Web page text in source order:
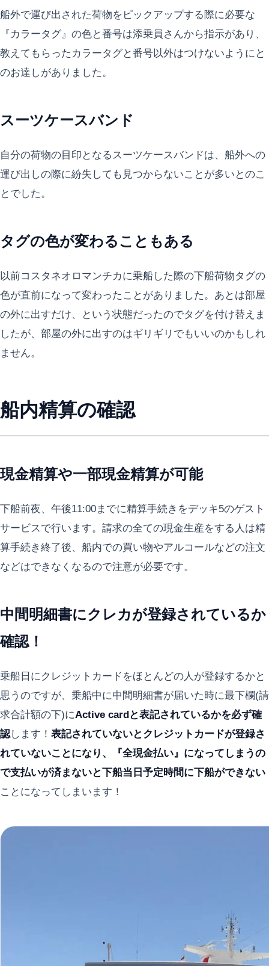
船外で運び出された荷物をピックアップする際に必要な
『カラータグ』の色と番号は添乗員さんから指示があり、
教えてもらったカラータグと番号以外はつけないようにと
のお達しがありました。
スーツケースバンド
自分の荷物の目印となるスーツケースバンドは、船外への
運び出しの際に紛失しても見つからないことが多いとのこ
とでした。
タグの色が変わることもある
以前コスタネオロマンチカに乗船した際の下船荷物タグの
色が直前になって変わったことがありました。あとは部屋
の外に出すだけ、という状態だったのでタグを付け替えま
したが、部屋の外に出すのはギリギリでもいいのかもしれ
ません。
船内精算の確認
現金精算や一部現金精算が可能
下船前夜、午後11:00までに精算手続きをデッキ5のゲスト
サービスで行います。請求の全ての現金生産をする人は精
算手続き終了後、船内での買い物やアルコールなどの注文
などはできなくなるので注意が必要です。
中間明細書にクレカが登録されているか
確認！
乗船日にクレジットカードをほとんどの人が登録するかと
思うのですが、乗船中に中間明細書が届いた時に最下欄(請
求合計額の下)にActive cardと表記されているかを必ず確
認します！ 表記されていないとクレジットカードが登録さ
れていないことになり、『全現金払い』になってしまうの
で支払いが済まないと下船当日予定時間に下船ができない
ことになってしまいます！